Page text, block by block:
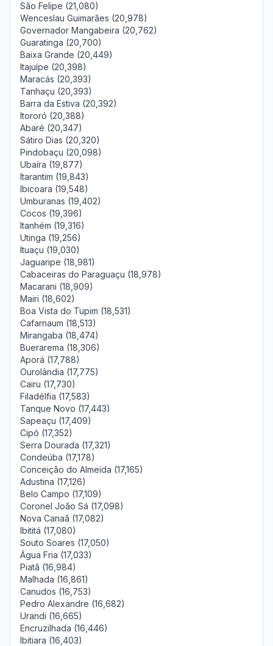
São Felipe (21,080)
Wenceslau Guimarães (20,978)
Governador Mangabeira (20,762)
Guaratinga (20,700)
Baixa Grande (20,449)
Itajuípe (20,398)
Maracás (20,393)
Tanhaçu (20,393)
Barra da Estiva (20,392)
Itororó (20,388)
Abaré (20,347)
Sátiro Dias (20,320)
Pindobaçu (20,098)
Ubaíra (19,877)
Itarantim (19,843)
Ibicoara (19,548)
Umburanas (19,402)
Cocos (19,396)
Itanhém (19,316)
Utinga (19,256)
Ituaçu (19,030)
Jaguaripe (18,981)
Cabaceiras do Paraguaçu (18,978)
Macarani (18,909)
Mairi (18,602)
Boa Vista do Tupim (18,531)
Cafarnaum (18,513)
Mirangaba (18,474)
Buerarema (18,306)
Aporá (17,788)
Ourolândia (17,775)
Cairu (17,730)
Filadélfia (17,583)
Tanque Novo (17,443)
Sapeaçu (17,409)
Cipó (17,352)
Serra Dourada (17,321)
Condeúba (17,178)
Conceição do Almeida (17,165)
Adustina (17,126)
Belo Campo (17,109)
Coronel João Sá (17,098)
Nova Canaã (17,082)
Ibititá (17,080)
Souto Soares (17,050)
Água Fria (17,033)
Piatã (16,984)
Malhada (16,861)
Canudos (16,753)
Pedro Alexandre (16,682)
Urandi (16,665)
Encruzilhada (16,446)
Ibitiara (16,403)